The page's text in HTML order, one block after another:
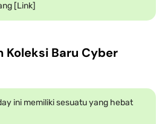
[Link]
Koleksi Baru Cyber
ini memiliki sesuatu yang hebat